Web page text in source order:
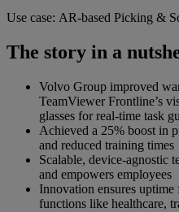
Use case: AR-based Picking &
The story in a
Volvo Group improved
TeamViewer Frontline’s
glasses for real-time task
Achieved a 25% boost in
and reduced training times
Scalable, device-agnostic
and empowers employees
Innovation ensures
functions like healthcare,